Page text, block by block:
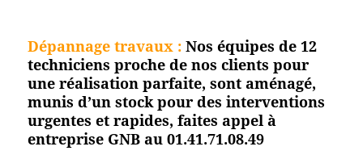
Dépannage travaux : Nos équipes de 12
techniciens proche de nos clients pour
une réalisation parfaite, sont aménagé,
munis d’un stock pour des interventions
urgentes et rapides, faites appel à
entreprise GNB au 01.41.71.08.49